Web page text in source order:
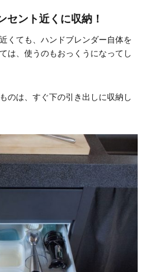
セント近くに収納！
くても、ハンドブレンダー自体を
は、使うのもおっくうになってし
のは、すぐ下の引き出しに収納し